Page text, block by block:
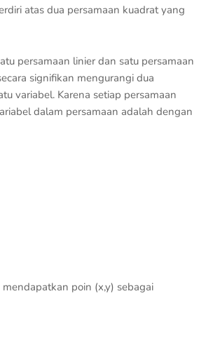
atas dua persamaan kuadrat yang
persamaan linier dan satu persamaan
signifikan mengurangi dua
variabel. Karena setiap persamaan
dalam persamaan adalah dengan
poin (x,y) sebagai